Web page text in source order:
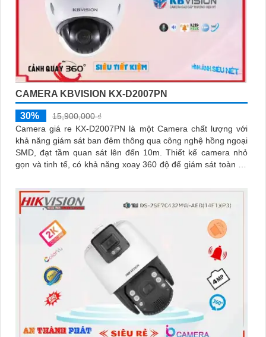
CAMERA KBVISION KX-D2007PN
30%
15,900,000 ₫
Camera giá re KX-D2007PN là một Camera chất lượng với
khả năng giám sát ban đêm thông qua công nghệ hồng ngoại
SMD, đạt tầm quan sát lên đến 10m. Thiết kế camera nhỏ
gọn và tinh tế, có khả năng xoay 360 độ để giám sát toàn bộ